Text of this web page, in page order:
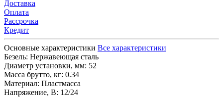
Доставка
Оплата
Рассрочка
Кредит
Основные характеристики Все характеристики
Безель: Нержавеющая сталь
Диаметр установки, мм: 52
Масса брутто, кг: 0.34
Материал: Пластмасса
Напряжение, В: 12/24